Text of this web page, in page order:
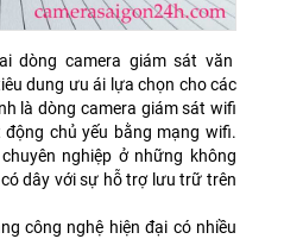
dòng camera giám sát văn
dung ưu ái lựa chọn cho các
là dòng camera giám sát wifi
chủ yếu bằng mạng wifi.
nghiệp ở những không
dây với sự hỗ trợ lưu trữ trên
công nghệ hiện đại có nhiều